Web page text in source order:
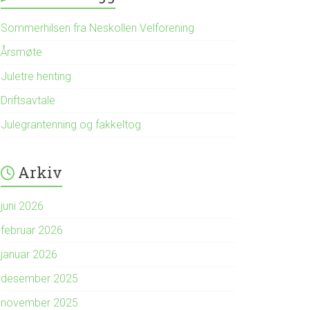
Sommerhilsen fra Neskollen Velforening
Årsmøte
Juletre henting
Driftsavtale
Julegrantenning og fakkeltog
Arkiv
juni 2026
februar 2026
januar 2026
desember 2025
november 2025